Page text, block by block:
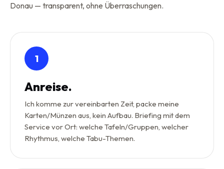
Donau — transparent, ohne Überraschungen.
1
Anreise.
Ich komme zur vereinbarten Zeit, packe meine
Karten/Münzen aus, kein Aufbau. Briefing mit dem
Service vor Ort: welche Tafeln/Gruppen, welcher
Rhythmus, welche Tabu-Themen.